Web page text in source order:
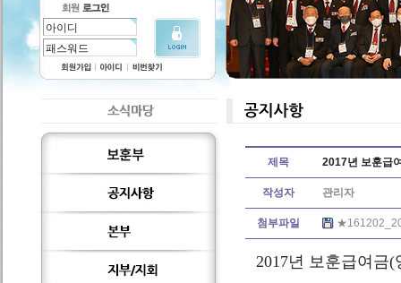
제목 2017년 보훈급
작성자 관리자
첨부파일
2017년 보훈급여금